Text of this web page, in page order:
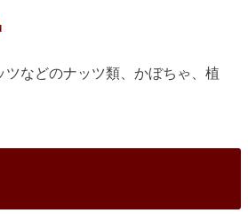
ツなどのナッツ類、かぼちゃ、植